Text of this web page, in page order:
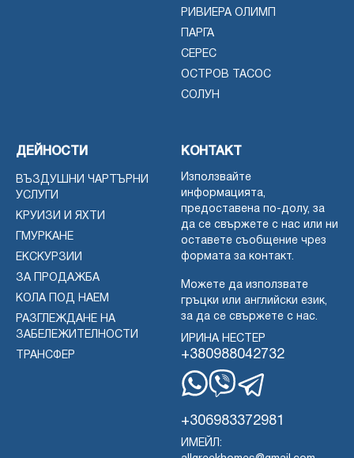
РИВИЕРА ОЛИМП
ПАРГА
СЕРЕС
ОСТРОВ ТАСОС
СОЛУН
ДЕЙНОСТИ
ВЪЗДУШНИ ЧАРТЪРНИ
УСЛУГИ
КРУИЗИ И ЯХТИ
ГМУРКАНЕ
ЕКСКУРЗИИ
ЗА ПРОДАЖБА
КОЛА ПОД НАЕМ
РАЗГЛЕЖДАНЕ НА
ЗАБЕЛЕЖИТЕЛНОСТИ
ТРАНСФЕР
КОНТАКТ
Използвайте
информацията,
предоставена по-долу, за
да се свържете с нас или ни
оставете съобщение чрез
формата за контакт.
Можете да използвате
гръцки или английски език,
за да се свържете с нас.
ИРИНА НЕСТЕР
+380988042732
+306983372981
ИМЕЙЛ: